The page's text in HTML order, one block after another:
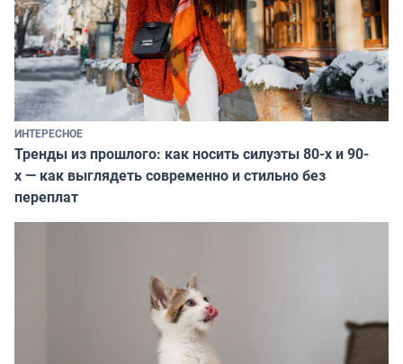
ИНТЕРЕСНОЕ
Тренды из прошлого: как носить силуэты 80-х и 90-
х — как выглядеть современно и стильно без
переплат